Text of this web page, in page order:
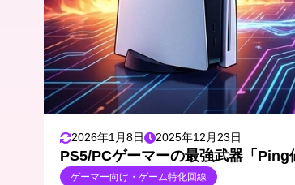
2026年1月8日 2025年12月23日
PS5/PCゲーマーの最強武器「
ゲーマー向け・ゲーム特化回線